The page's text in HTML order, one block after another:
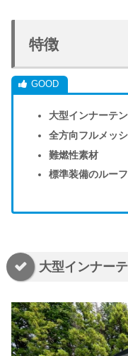
特徴
大型インナーテン
全方向フルメッ
難燃性素材
標準装備のルー
大型インナー